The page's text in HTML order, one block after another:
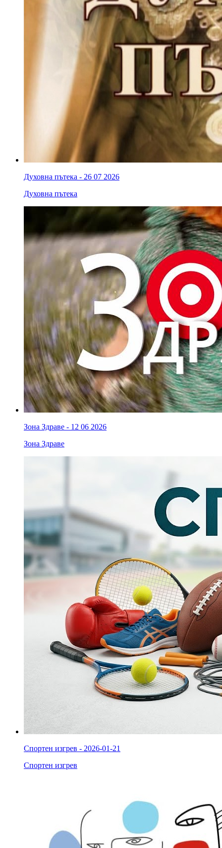
Духовна пътека - 26 07 2026
Духовна пътека
Зона Здраве - 12 06 2026
Зона Здраве
Спортен изгрев - 2026-01-21
Спортен изгрев